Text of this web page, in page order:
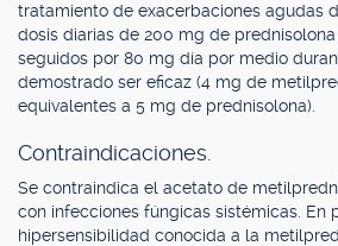
tratamiento de exacerbaciones agudas
dosis diarias de 200 mg de
seguidos por 80 mg día por medio
demostrado ser eficaz (4 mg de
equivalentes a 5 mg de prednisolona).
Contraindicaciones.
Se contraindica el acetato de
con infecciones fúngicas sistémicas. En
hipersensibilidad conocida a la